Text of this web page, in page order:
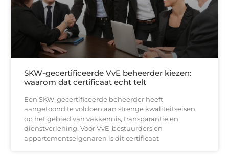
SKW-gecertificeerde VvE beheerder kiezen:
waarom dat certificaat echt telt
Een SKW-gecertificeerde beheerder heeft
aangetoond te voldoen aan strenge kwaliteitseisen
op het gebied van vakkennis, transparantie en
dienstverlening. Voor VvE-bestuurders en
appartementseigenaren is dit certificaat